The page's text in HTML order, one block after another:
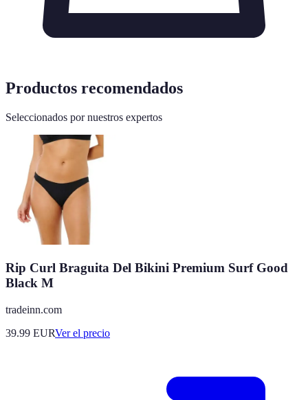
Productos recomendados
Seleccionados por nuestros expertos
Rip Curl Braguita Del Bikini Premium Surf Good
Black M
tradeinn.com
39.99 EURVer el precio